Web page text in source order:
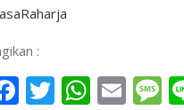
:
Facebook
Twitter